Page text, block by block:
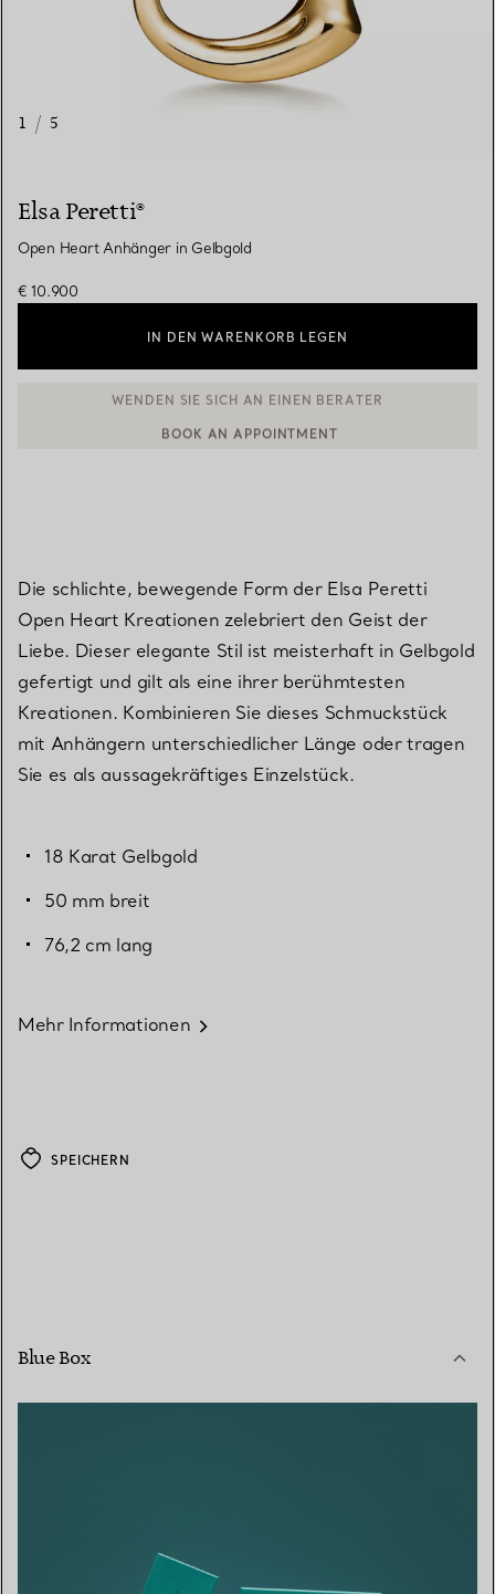
1 / 5
Elsa Peretti®
Open Heart Anhänger in Gelbgold
€ 10.900
IN DEN WARENKORB LEGEN
Die schlichte, bewegende Form der Elsa Peretti
Open Heart Kreationen zelebriert den Geist der
Liebe. Dieser elegante Stil ist meisterhaft in Gelbgold
gefertigt und gilt als eine ihrer berühmtesten
Kreationen. Kombinieren Sie dieses Schmuckstück
mit Anhängern unterschiedlicher Länge oder tragen
Sie es als aussagekräftiges Einzelstück.
18 Karat Gelbgold
50 mm breit
76,2 cm lang
Mehr Informationen
SPEICHERN
Blue Box